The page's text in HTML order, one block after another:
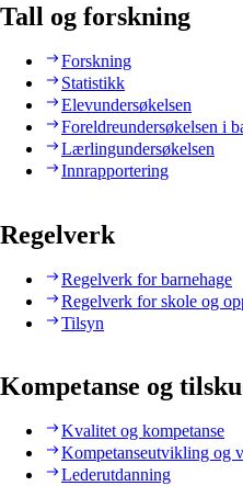
Tall og forskning
Forskning
Statistikk
Elevundersøkelsen
Foreldreundersøkelsen i
Lærlingundersøkelsen
Innrapportering
Regelverk
Regelverk for barnehage
Regelverk for skole og
Tilsyn
Kompetanse og
Kvalitet og kompetanse
Kompetanseutvikling og
Lederutdanning